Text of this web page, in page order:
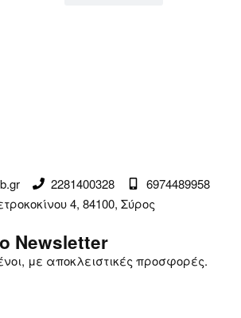
2281400328
6974489958
4, 84100, Σύρος
Newsletter
με αποκλειστικές προσφορές.